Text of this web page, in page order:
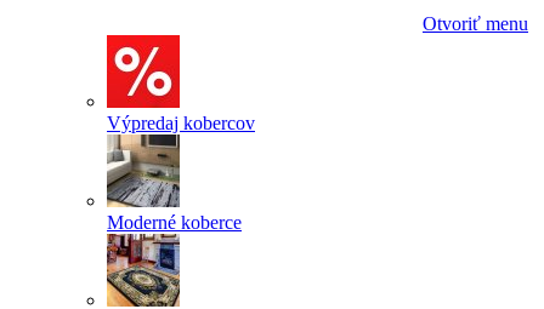
Otvoriť menu
Výpredaj kobercov
Moderné koberce